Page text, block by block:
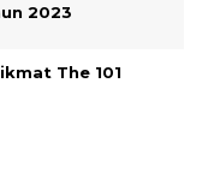
2023
The 101